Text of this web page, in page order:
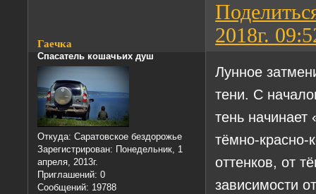
2018г.
Гаечка
Спасатель кошачьих душ
Откуда: Саратовское бездорожье
Зарегистрирован: Понедельник, 1
апреля, 2013г.
Приглашений: 0
Сообщений: 19788
Лунное
тени. С
тень начинает
тёмно-красно-
оттенков, от
зависимости